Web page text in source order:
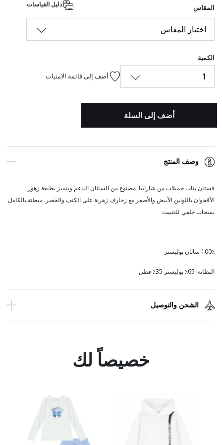
المقاس
اختيار المقاس
الكمية
1 أضف إلى قائمة الامنيات
أضف إلى السلة
وصف المنتج
فستان بنات جميلات من شارابيا. مصنوع من الساتان الناعم ويتميز بطبعة زهور
الأقحوان باللونين الأبيض والأصفر مع زخارف زهرية على الكتف والخصر. مبطنة بالكامل
بسحاب خلفي للتثبيت
100٪ ساتان بوليستر
البطانة: 65٪ بوليستر 35٪ قطن
الشحن والتوصيل
خصيصاً لك